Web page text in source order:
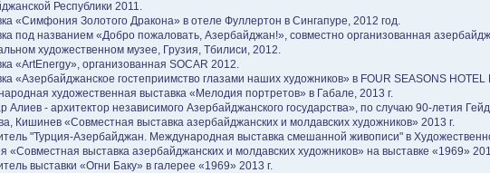
Республики 2011.
«Симфония Золотого Дракона» в отеле Фуллертон в Сингапуре, 2012 год.
под названием «Добро пожаловать, Азербайджан!», совместно организованная
художественном музее, Грузия, Тбилиси, 2012.
«ArtEnergy», организованная SOCAR 2012.
«Азербайджанское гостеприимство глазами наших художников» в FOUR SEASONS HOTEL
художественная выставка «Мелодия портретов» в Габале, 2013 г.
Алиев - архитектор независимого Азербайджанского государства», по случаю 90-летия
Кишинев «Совместная выставка азербайджанских и молдавских художников» 2013 г.
"Турция-Азербайджан. Международная выставка смешанной живописи" в
«Совместная выставка азербайджанских и молдавских художников» на выставке «1969»
выставки «Огни Баку» в галерее «1969» 2013 г.